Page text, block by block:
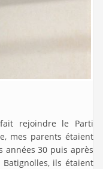
rejoindre le Parti
mes parents étaient
années 30 puis après
ils étaient